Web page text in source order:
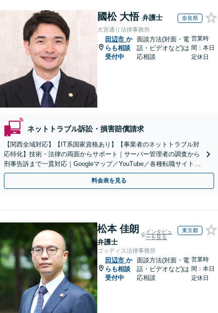
國松 大悟 弁護士 奈良県
大宮通り法律事務所
田辺市 か
らも相談
受付中
面談方法(対面・電
話・ビデオなど)は
応相談
営業時
間：本日
定休日
ネットトラブル訴訟・損害賠償請求
【関西全域対応】【IT系国家資格あり】【事業者のネットトラブル対
応特化】技術・法律の両面からサポート｜サーバー管理者の調査から
刑事告訴まで一貫対応｜Googleマップ／YouTube／各種転職サイトに
特化
料金表を見る
松本 佳朗
弁護士
インタビュ
ーを見る
東京都
ゴッディス法律事務所
田辺市 か
らも相談
受付中
面談方法(対面・電
話・ビデオなど)は
応相談
営業時
間：本日
定休日